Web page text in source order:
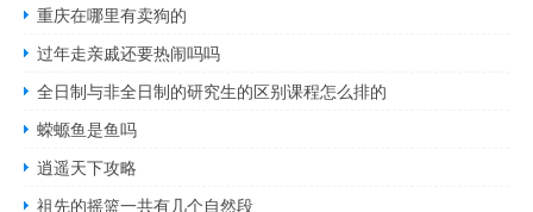
重庆在哪里有卖狗的
过年走亲戚还要热闹吗吗
全日制与非全日制的研究生的区别课程怎么排的
蝾螈鱼是鱼吗
逍遥天下攻略
祖先的摇篮一共有几个自然段